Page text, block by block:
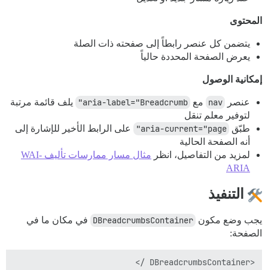
المحتوى
يتضمن كل عنصر رابطاً إلى صفحته ذات الصلة
يعرض الصفحة المحددة حالياً
إمكانية الوصول
عنصر nav مع aria-label="Breadcrumb"
يلف قائمة مرتبة
لتوفير معلم تنقل
طبّق aria-current="page"
على الرابط الأخير للإشارة إلى
أنه الصفحة الحالية
لمزيد من التفاصيل، انظر
مثال مسار ممارسات تأليف WAI-
ARIA
التنفيذ
يجب وضع مكون DBreadcrumbsContainer في مكان ما في
الصفحة:
<DBreadcrumbsContainer />